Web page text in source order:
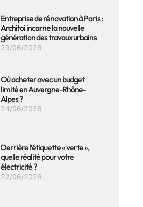
Entreprise de rénovation à Paris :
Architoi incarne la nouvelle
génération des travaux urbains
29/06/2026
Où acheter avec un budget
limité en Auvergne-Rhône-
Alpes ?
24/06/2026
Derrière l’étiquette « verte »,
quelle réalité pour votre
électricité ?
22/06/2026